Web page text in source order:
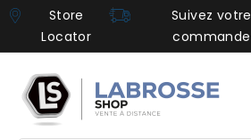
Store
Locator
Suivez votre
commande